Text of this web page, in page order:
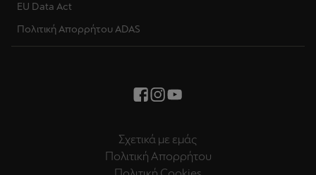
EU Data Act
Πολιτική Απορρήτου ADAS
Σχετικά με εμάς
Πολιτική Απορρήτου